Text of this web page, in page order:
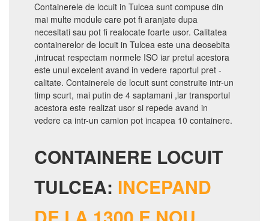
Containerele de locuit in Tulcea sunt compuse din
mai multe module care pot fi aranjate dupa
necesitati sau pot fi realocate foarte usor. Calitatea
containerelor de locuit in Tulcea este una deosebita
,intrucat respectam normele ISO iar pretul acestora
este unul excelent avand in vedere raportul pret -
calitate. Containerele de locuit sunt construite intr-un
timp scurt, mai putin de 4 saptamani ,iar transportul
acestora este realizat usor si repede avand in
vedere ca intr-un camion pot incapea 10 containere.
CONTAINERE LOCUIT
TULCEA: INCEPAND